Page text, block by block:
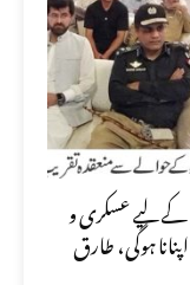
کے لیے عسکری و